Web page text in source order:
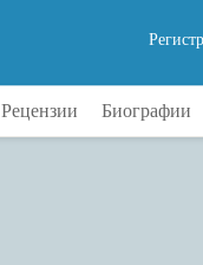
Рецензии Биографии